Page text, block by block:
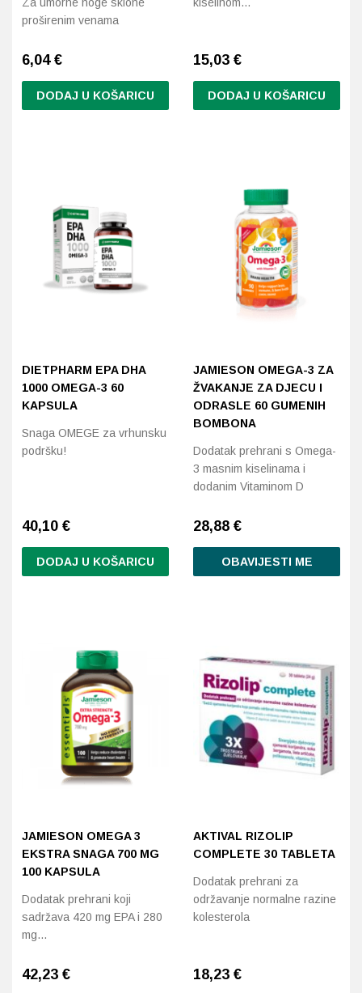
proširenim venama
6,04 €
DODAJ U KOŠARICU
15,03 €
DODAJ U KOŠARICU
DIETPHARM EPA DHA
1000 OMEGA-3 60
KAPSULA
Snaga OMEGE za vrhunsku
podršku!
40,10 €
DODAJ U KOŠARICU
JAMIESON OMEGA-3 ZA
ŽVAKANJE ZA DJECU I
ODRASLE 60 GUMENIH
BOMBONA
Dodatak prehrani s Omega-
3 masnim kiselinama i
dodanim Vitaminom D
28,88 €
OBAVIJESTI ME
JAMIESON OMEGA 3
EKSTRA SNAGA 700 MG
100 KAPSULA
Dodatak prehrani koji
sadržava 420 mg EPA i 280
mg…
42,23 €
AKTIVAL RIZOLIP
COMPLETE 30 TABLETA
Dodatak prehrani za
održavanje normalne razine
kolesterola
18,23 €